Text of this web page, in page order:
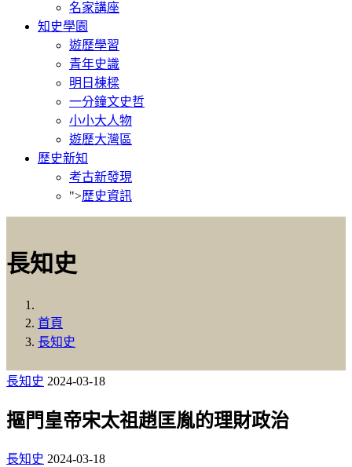
名家講座
知史學園
遊歷學習
青年史識
明日棟樑
一分鐘文史哲
小小大人物
遊歷大灣區
歷史新知
考古新發現
">歷史資訊
長知史
首頁
長知史
長知史 2024-03-18
摳門皇帝宋太祖趙匡胤的理財政治
長知史 2024-03-18